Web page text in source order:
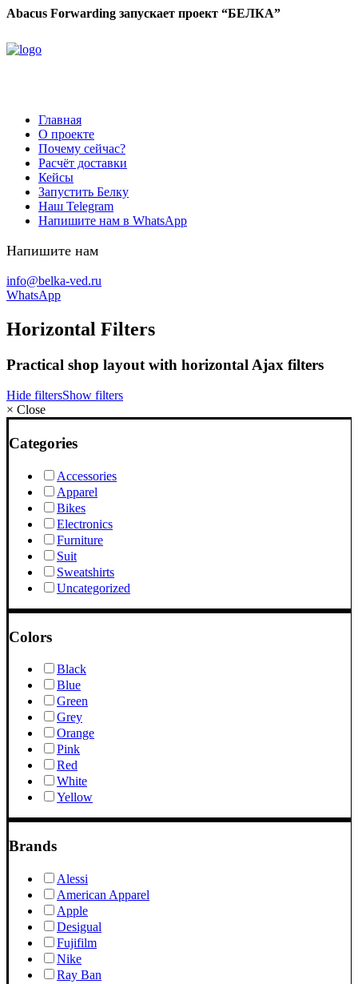
Abacus Forwarding запускает проект “БЕЛКА”
Главная
О проекте
Почему сейчас?
Расчёт доставки
Кейсы
Запустить Белку
Наш Telegram
Напишите нам в WhatsApp
Напишите нам
info@belka-ved.ru
WhatsApp
Horizontal Filters
Practical shop layout with horizontal Ajax filters
Hide filtersShow filters
× Close
Categories
Accessories
Apparel
Bikes
Electronics
Furniture
Suit
Sweatshirts
Uncategorized
Colors
Black
Blue
Green
Grey
Orange
Pink
Red
White
Yellow
Brands
Alessi
American Apparel
Apple
Desigual
Fujifilm
Nike
Ray Ban